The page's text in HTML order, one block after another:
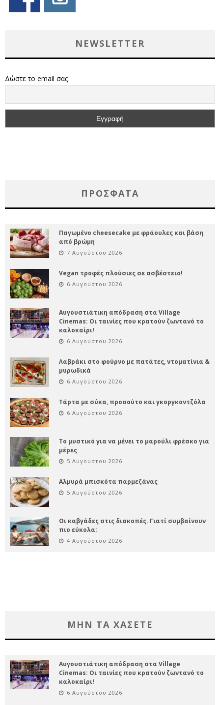
NEWSLETTER
Δώστε το email σας
ΠΡΌΣΦΑΤΑ
Παγωμένο cheesecake με φράουλες και βάση
από βρώμη
7 Αυγούστου 2026
Vegan τροφές πλούσιες σε ασβέστειο!
6 Αυγούστου 2026
Αυγουστιάτικη απόδραση στα Village
Cinemas: Οι ταινίες που κρατούν ζωντανό το
καλοκαίρι!
6 Αυγούστου 2026
Λαβράκι στο φούρνο με πατάτες, ντοματίνια &
μυρωδικά
6 Αυγούστου 2026
Τάρτα με σύκα, προσούτο και γκοργκοντζόλα
6 Αυγούστου 2026
Το μυστικό για να μένει το μαρούλι φρέσκο για
μέρες
5 Αυγούστου 2026
Αλμυρά μπισκότα παρμεζάνας
5 Αυγούστου 2026
Οι καβγάδες στις διακοπές. Γιατί συμβαίνουν
πιο εύκολα;
4 Αυγούστου 2026
ΜΗΝ ΤΑ ΧΑΣΕΤΕ
Αυγουστιάτικη απόδραση στα Village
Cinemas: Οι ταινίες που κρατούν ζωντανό το
καλοκαίρι!
6 Αυγούστου 2026